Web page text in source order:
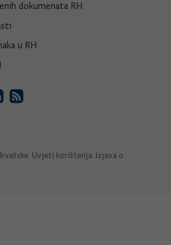
dokumenata RH
u RH
Uvjeti korištenja Izjava o